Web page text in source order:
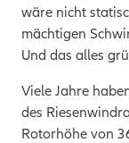
wäre nicht
mächtigen
Und das alles
Viele Jahre
des
Rotorhöhe von